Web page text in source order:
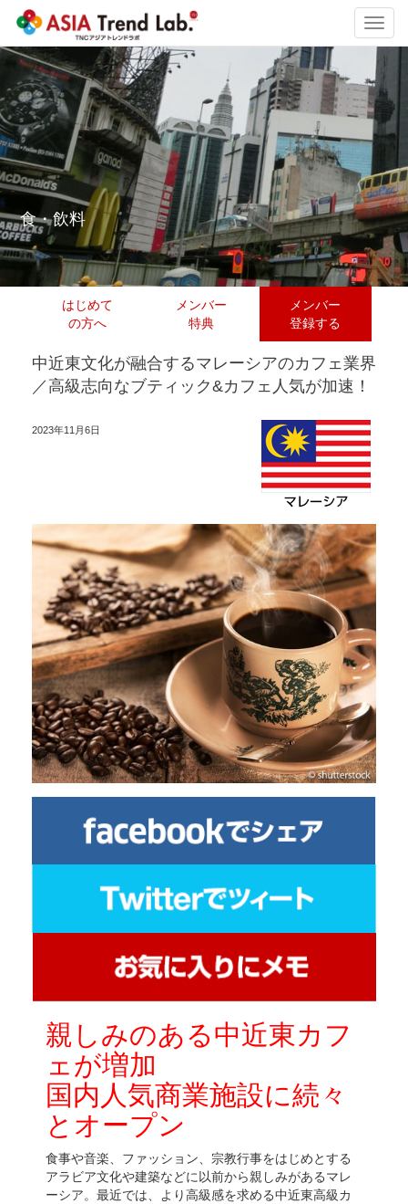
食・飲料
はじめて
の方へ
メンバー
特典
メンバー
登録する
中近東文化が融合するマレーシアのカフェ業界
／高級志向なブティック&カフェ人気が加速！
2023年11月6日
親しみのある中近東カフ
ェが増加
国内人気商業施設に続々
とオープン
食事や音楽、ファッション、宗教行事をはじめとする
アラビア文化や建築などに以前から親しみがあるマレ
ーシア。最近では、より高級感を求める中近東高級カ